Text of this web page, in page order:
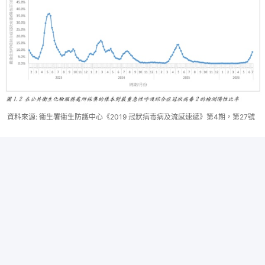
資料來源: 衞生署衞生防護中心《2019 冠狀病毒病及流感速遞》第4期，第27號